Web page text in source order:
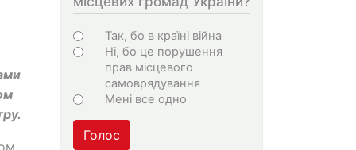
Варіанти
Так, бо в країні війна
Ні, бо це порушення
прав місцевого
самоврядування
Мені все одно
Голос